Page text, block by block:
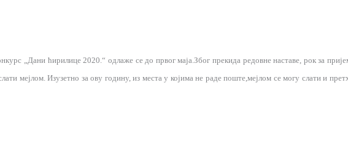
„Дани ћирилице 2020.“ одлаже се до првог маја.Због прекида редовне наставе, рок за
мејлом. Изузетно за ову годину, из места у којима не раде поште,мејлом се могу слати и